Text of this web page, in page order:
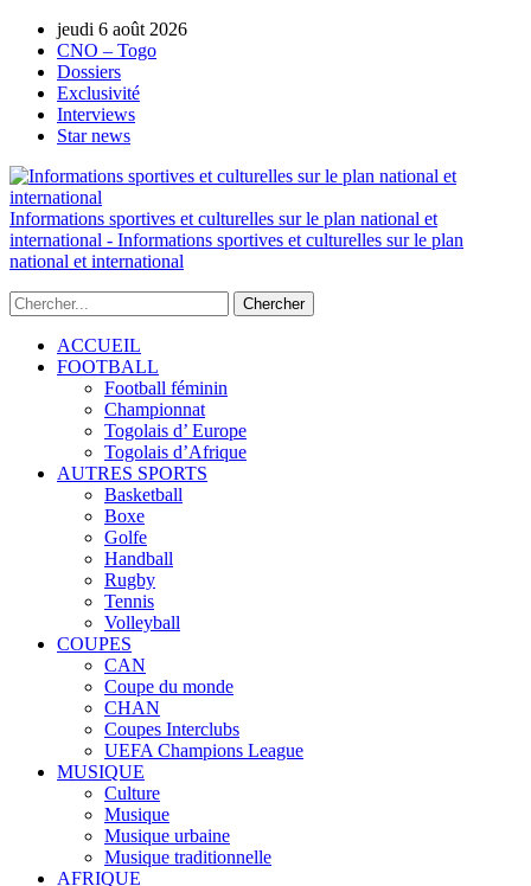
jeudi 6 août 2026
CNO – Togo
Dossiers
Exclusivité
Interviews
Star news
Informations sportives et culturelles sur le plan national et
international - Informations sportives et culturelles sur le plan
national et international
ACCUEIL
FOOTBALL
Football féminin
Championnat
Togolais d’ Europe
Togolais d’Afrique
AUTRES SPORTS
Basketball
Boxe
Golfe
Handball
Rugby
Tennis
Volleyball
COUPES
CAN
Coupe du monde
CHAN
Coupes Interclubs
UEFA Champions League
MUSIQUE
Culture
Musique
Musique urbaine
Musique traditionnelle
AFRIQUE
AUTORISATION DE LA HAAC N°0134/